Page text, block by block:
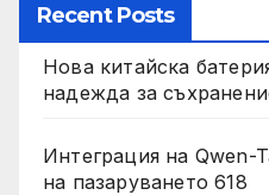
Recent Posts
Нова китайска
надежда за
Интеграция на Qwen-
на пазаруването 618